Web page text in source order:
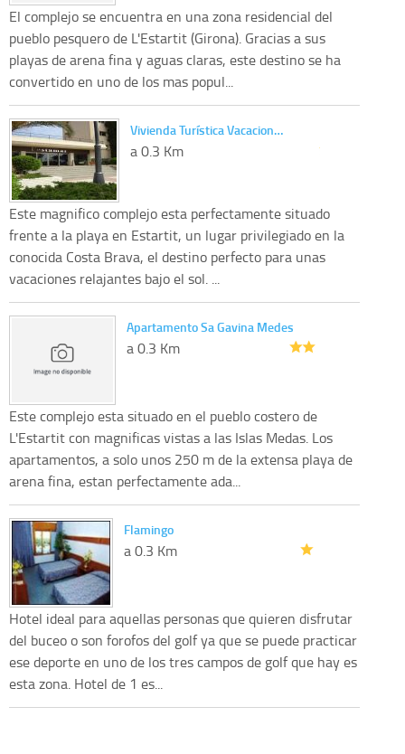
El complejo se encuentra en una zona residencial del
pueblo pesquero de L'Estartit (Girona). Gracias a sus
playas de arena fina y aguas claras, este destino se ha
convertido en uno de los mas popul...
Vivienda Turística Vacacion…
a 0.3 Km
Este magnifico complejo esta perfectamente situado
frente a la playa en Estartit, un lugar privilegiado en la
conocida Costa Brava, el destino perfecto para unas
vacaciones relajantes bajo el sol. ...
Apartamento Sa Gavina Medes
a 0.3 Km
Este complejo esta situado en el pueblo costero de
L'Estartit con magnificas vistas a las Islas Medas. Los
apartamentos, a solo unos 250 m de la extensa playa de
arena fina, estan perfectamente ada...
Flamingo
a 0.3 Km
Hotel ideal para aquellas personas que quieren disfrutar
del buceo o son forofos del golf ya que se puede practicar
ese deporte en uno de los tres campos de golf que hay es
esta zona. Hotel de 1 es...